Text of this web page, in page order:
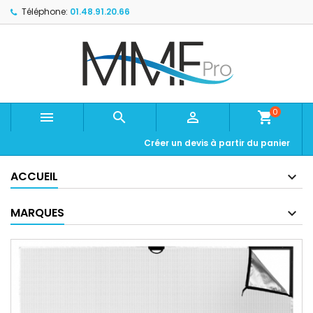
Téléphone: 01.48.91.20.66
   shopping_cart0
Créer un devis à partir du panier
ACCUEIL
MARQUES